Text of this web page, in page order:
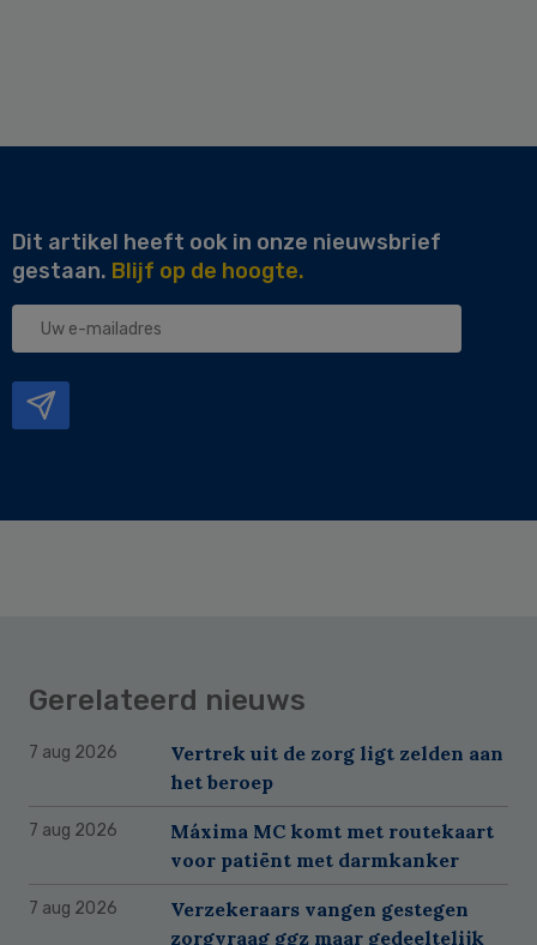
Dit artikel heeft ook in onze nieuwsbrief
gestaan. Blijf op de hoogte.
Uw
Gerelateerd nieuws
7 aug 2026
Vertrek uit de zorg ligt zelden aan
het beroep
7 aug 2026
Máxima MC komt met routekaart
voor patiënt met darmkanker
7 aug 2026
Verzekeraars vangen gestegen
zorgvraag ggz maar gedeeltelijk